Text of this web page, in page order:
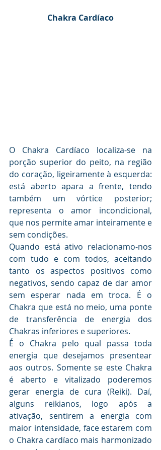
Chakra Cardíaco
O Chakra Cardíaco localiza-se na
porção superior do peito, na região
do coração, ligeiramente à esquerda:
está aberto apara a frente, tendo
também um vórtice posterior;
representa o amor incondicional,
que nos permite amar inteiramente e
sem condições.
Quando está ativo relacionamo-nos
com tudo e com todos, aceitando
tanto os aspectos positivos como
negativos, sendo capaz de dar amor
sem esperar nada em troca. É o
Chakra que está no meio, uma ponte
de transferência de energia dos
Chakras inferiores e superiores.
É o Chakra pelo qual passa toda
energia que desejamos presentear
aos outros. Somente se este Chakra
é aberto e vitalizado poderemos
gerar energia de cura (Reiki). Daí,
alguns reikianos, logo após a
ativação, sentirem a energia com
maior intensidade, face estarem com
o Chakra cardíaco mais harmonizado